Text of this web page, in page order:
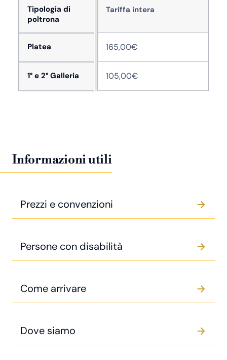
Tipologia di
poltrona
Platea
1° e 2° Galleria
Tariffa intera
165,00€
105,00€
Informazioni utili
Prezzi e convenzioni
Persone con disabilità
Come arrivare
Dove siamo